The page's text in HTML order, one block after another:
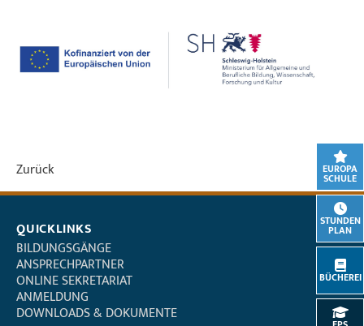
EUROPA
SCHULE
STUNDEN
PLAN
BÜCHEREI
Zurück
QUICKLINKS
BILDUNGSGÄNGE
ANSPRECHPARTNER
ONLINE SEKRETARIAT
ANMELDUNG
DOWNLOADS & DOKUMENTE